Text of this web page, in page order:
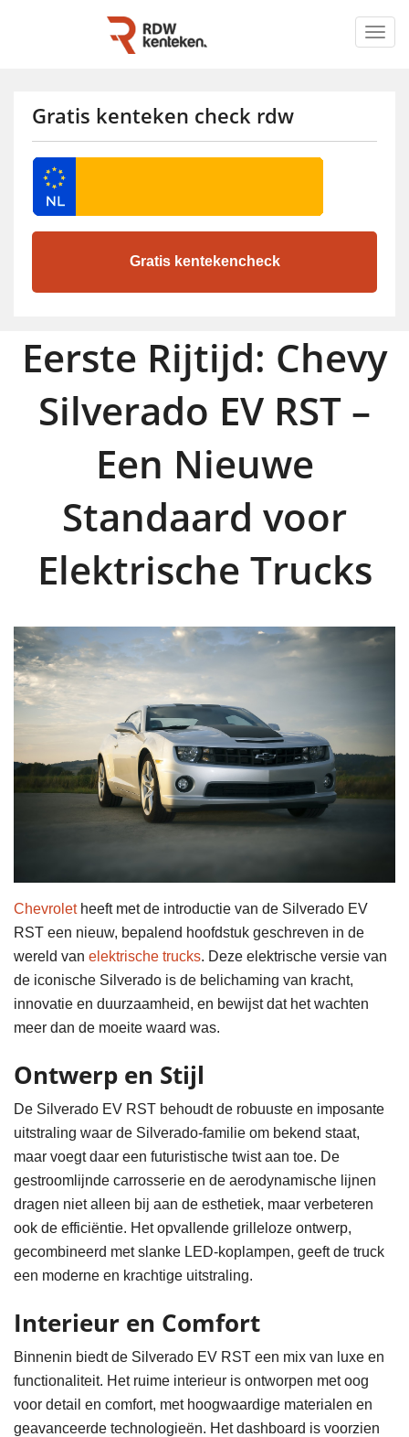
Gratis kenteken check rdw
Eerste Rijtijd: Chevy
Silverado EV RST –
Een Nieuwe
Standaard voor
Elektrische Trucks
Chevrolet heeft met de introductie van de Silverado EV
RST een nieuw, bepalend hoofdstuk geschreven in de
wereld van elektrische trucks. Deze elektrische versie van
de iconische Silverado is de belichaming van kracht,
innovatie en duurzaamheid, en bewijst dat het wachten
meer dan de moeite waard was.
Ontwerp en Stijl
De Silverado EV RST behoudt de robuuste en imposante
uitstraling waar de Silverado-familie om bekend staat,
maar voegt daar een futuristische twist aan toe. De
gestroomlijnde carrosserie en de aerodynamische lijnen
dragen niet alleen bij aan de esthetiek, maar verbeteren
ook de efficiëntie. Het opvallende grilleloze ontwerp,
gecombineerd met slanke LED-koplampen, geeft de truck
een moderne en krachtige uitstraling.
Interieur en Comfort
Binnenin biedt de Silverado EV RST een mix van luxe en
functionaliteit. Het ruime interieur is ontworpen met oog
voor detail en comfort, met hoogwaardige materialen en
geavanceerde technologieën. Het dashboard is voorzien